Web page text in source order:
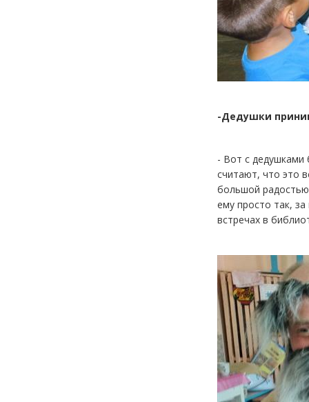
-Дедушки
- Вот с дедушками
считают, что это
большой радостью
ему просто так,
встречах в